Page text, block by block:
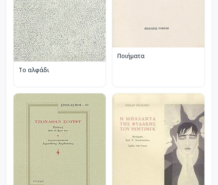
Το αλφάδι
Ποιήματα